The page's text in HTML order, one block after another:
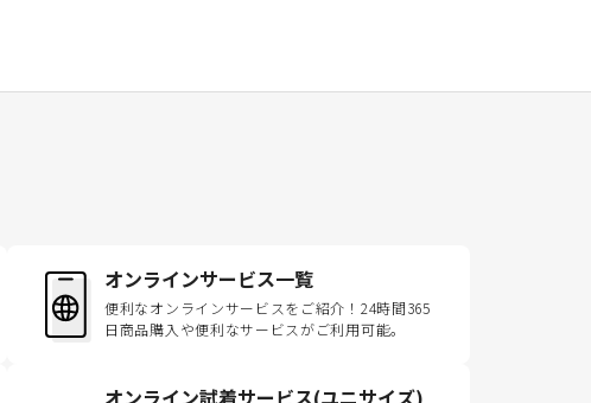
オンラインサービス一覧
便利なオンラインサービスをご紹介！24時間365
日商品購入や便利なサービスがご利用可能。
オンライン試着サービス(ユニサイズ)